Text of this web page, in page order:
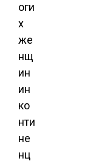
оги
х
же
нщ
ин
ин
ко
нти
не
нц